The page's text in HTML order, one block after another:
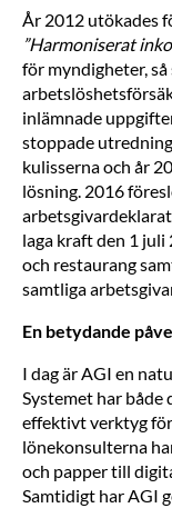
År 2012 utökades
”Harmoniserat
för myndigheter, så
inlämnade
stoppade
kulisserna och år
lösning. 2016
laga kraft den 1
och restaurang
samtliga
En betydande
I dag är AGI en
Systemet har
effektivt verktyg
lönekonsulterna
och papper till
Samtidigt har AGI